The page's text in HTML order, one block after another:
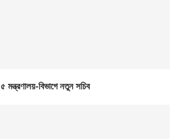
৫ মন্ত্রণালয়-বিভাগে নতুন সচিব